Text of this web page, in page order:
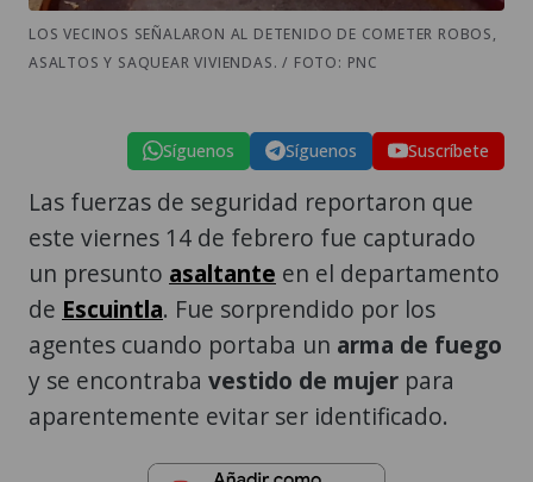
LOS VECINOS SEÑALARON AL DETENIDO DE COMETER ROBOS,
ASALTOS Y SAQUEAR VIVIENDAS. / FOTO: PNC
Síguenos Síguenos Suscríbete
Las fuerzas de seguridad reportaron que
este viernes 14 de febrero fue capturado
un presunto asaltante en el departamento
de Escuintla. Fue sorprendido por los
agentes cuando portaba un arma de fuego
y se encontraba vestido de mujer para
aparentemente evitar ser identificado.